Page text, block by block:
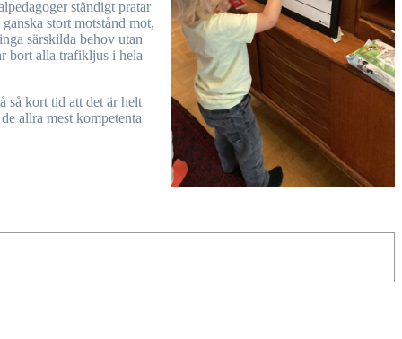
ständigt pratar
stort motstånd mot,
särskilda behov utan
bort alla trafikljus i hela
så kort tid att det är helt
allra mest kompetenta